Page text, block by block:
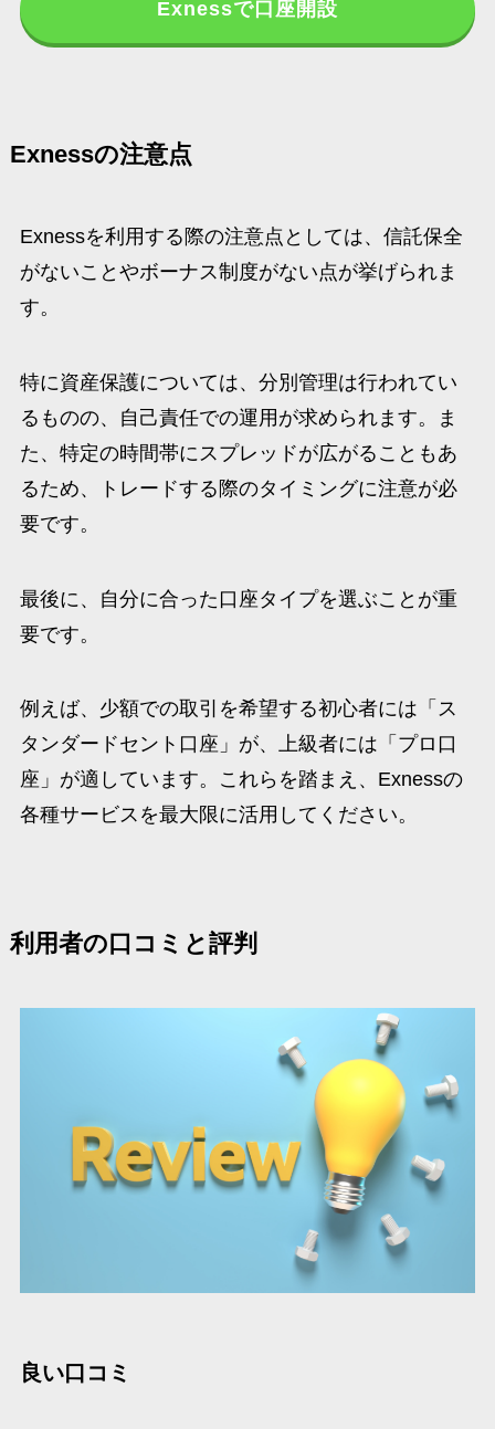
Exnessで口座開設
Exnessの注意点
Exnessを利用する際の注意点としては、信託保全
がないことやボーナス制度がない点が挙げられま
す。
特に資産保護については、分別管理は行われてい
るものの、自己責任での運用が求められます。ま
た、特定の時間帯にスプレッドが広がることもあ
るため、トレードする際のタイミングに注意が必
要です。
最後に、自分に合った口座タイプを選ぶことが重
要です。
例えば、少額での取引を希望する初心者には「ス
タンダードセント口座」が、上級者には「プロ口
座」が適しています。これらを踏まえ、Exnessの
各種サービスを最大限に活用してください。
利用者の口コミと評判
良い口コミ